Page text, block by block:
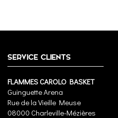
SERVICE CLIENTS
FLAMMES CAROLO BASKET
Guinguette Arena
Rue de la Vieille Meuse
08000 Charleville-Mézières